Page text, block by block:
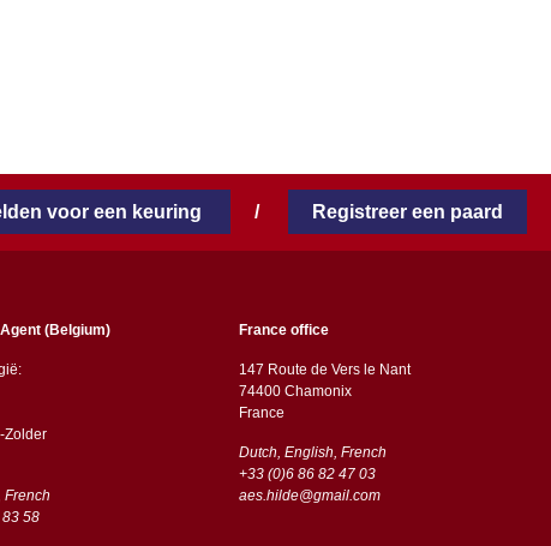
voor een keuring / Registreer een paard
(Belgium)
Zolder
French
58
France office
147 Route de Vers le Nant
74400 Chamonix
France
Dutch, English, French
+33 (0)6 86 82 47 03
aes.hilde@gmail.com